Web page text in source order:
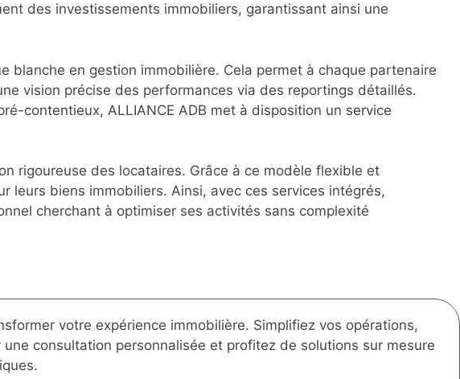
des investissements immobiliers, garantissant ainsi une
blanche en gestion immobilière. Cela permet à chaque partenaire
vision précise des performances via des reportings détaillés.
contentieux, ALLIANCE ADB met à disposition un service
rigoureuse des locataires. Grâce à ce modèle flexible et
leurs biens immobiliers. Ainsi, avec ces services intégrés,
cherchant à optimiser ses activités sans complexité
votre expérience immobilière. Simplifiez vos opérations,
consultation personnalisée et profitez de solutions sur mesure